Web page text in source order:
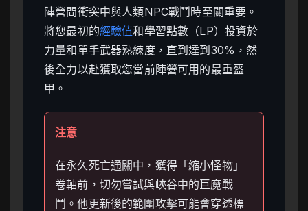
陣營間衝突中與人類NPC戰鬥時至關重要。
將您最初的經驗值和學習點數（LP）投資於
力量和單手武器熟練度，直到達到30%，然
後全力以赴獲取您當前陣營可用的最重盔
甲。
注意
在永久死亡通關中，獲得「縮小怪物」
卷軸前，切勿嘗試與峽谷中的巨魔戰
鬥。他更新後的範圍攻擊可能會穿透標